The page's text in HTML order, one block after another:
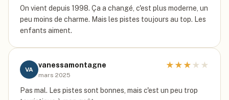
On vient depuis 1998. Ça a changé, c'est plus moderne, un
peu moins de charme. Mais les pistes toujours au top. Les
enfants aiment.
VA
vanessamontagne
mars 2025
★ ★ ★ ★ ★
Pas mal. Les pistes sont bonnes, mais c'est un peu trop